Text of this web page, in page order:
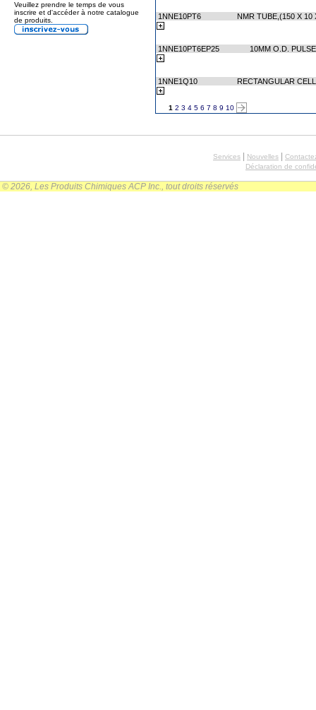
Veuillez prendre le temps de vous
inscrire et d'accéder à notre catalogue
de produits.
1NNE10PT6 NMR TUBE,(150 X 10
1NNE10PT6EP25 10MM O.D.
1NNE1Q10 RECTANGULAR
1 2 3 4 5 6 7 8 9 10
Services Nouvelles
Déclaration de
© 2026, Les Produits Chimiques ACP Inc., tout droits réservés